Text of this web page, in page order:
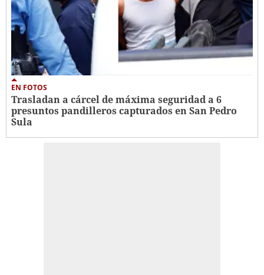
EN FOTOS
Trasladan a cárcel de máxima seguridad a 6
presuntos pandilleros capturados en San Pedro
Sula